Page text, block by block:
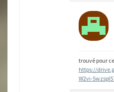
trouvé pour
https://
W2vi-